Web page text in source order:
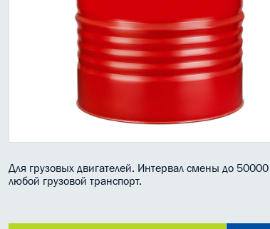
Для грузовых двигателей. Интервал смены до
любой грузовой транспорт.